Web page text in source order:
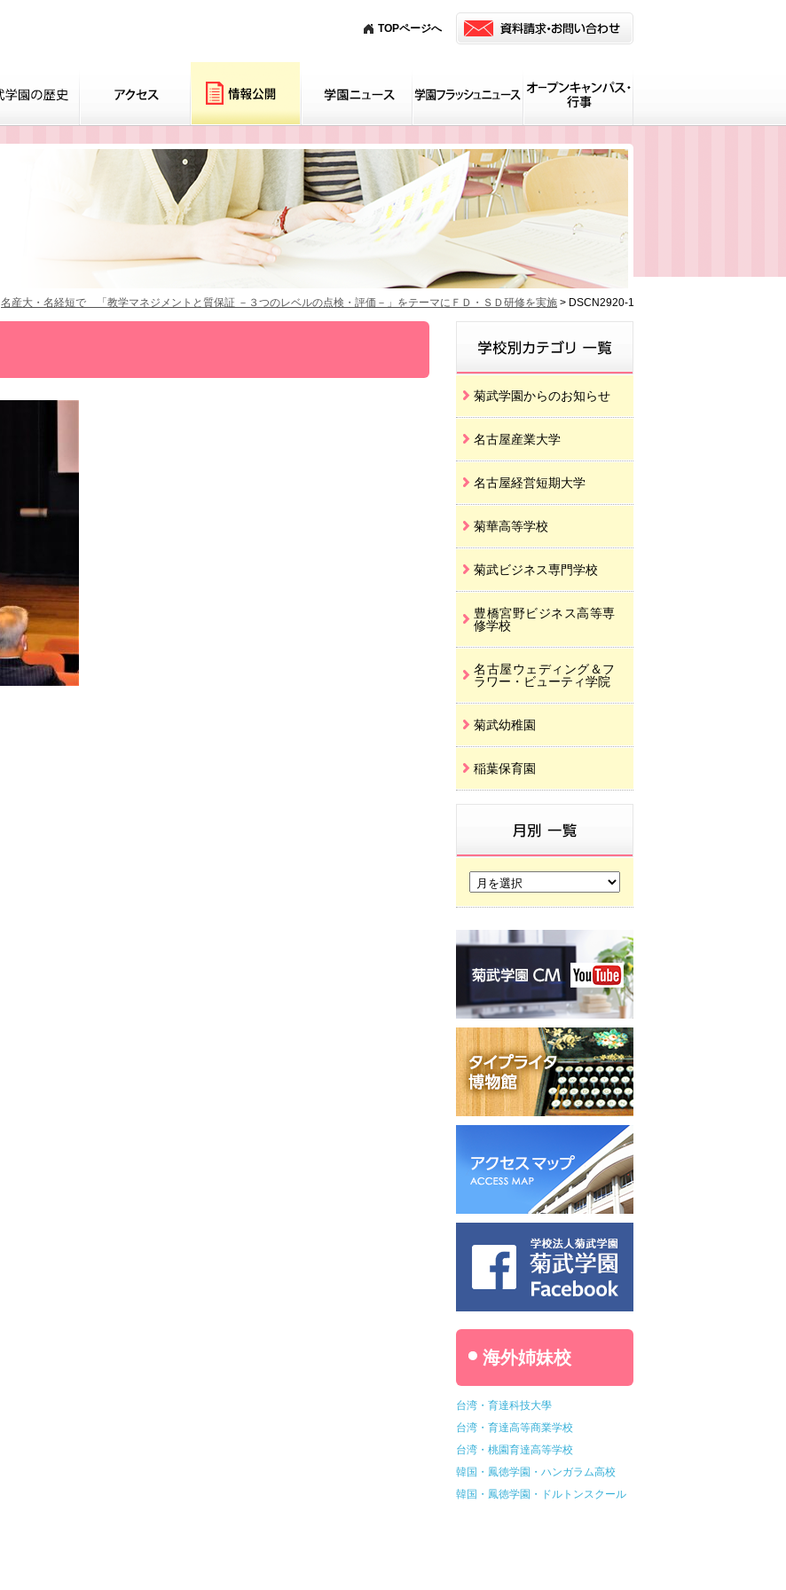
TOPページへ
名産大・名経短で 「教学マネジメントと質保証 －３つのレベルの点検・評価－」をテーマにＦＤ・ＳＤ研修を実施 > DSCN2920-1
菊武学園からのお知らせ
名古屋産業大学
名古屋経営短期大学
菊華高等学校
菊武ビジネス専門学校
豊橋宮野ビジネス高等専
修学校
名古屋ウェディング＆フ
ラワー・ビューティ学院
菊武幼稚園
稲葉保育園
海外姉妹校
台湾・育達科技大學
台湾・育達高等商業学校
台湾・桃園育達高等学校
韓国・鳳徳学園・ハンガラム高校
韓国・鳳徳学園・ドルトンスクール